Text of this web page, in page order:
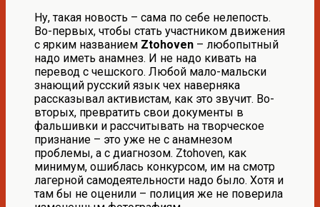
Ну, такая новость – сама по себе нелепость.
Во-первых, чтобы стать участником движения
с ярким названием Ztohoven – любопытный
надо иметь анамнез. И не надо кивать на
перевод с чешского. Любой мало-мальски
знающий русский язык чех наверняка
рассказывал активистам, как это звучит. Во-
вторых, превратить свои документы в
фальшивки и рассчитывать на творческое
признание – это уже не с анамнезом
проблемы, а с диагнозом. Ztohoven, как
минимум, ошиблась конкурсом, им на смотр
лагерной самодеятельности надо было. Хотя и
там бы не оценили – полиция же не поверила